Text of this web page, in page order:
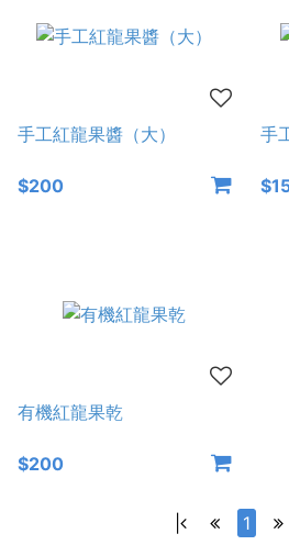
手工紅龍果醬（大）
$200
手
有機紅龍果乾
$200
1